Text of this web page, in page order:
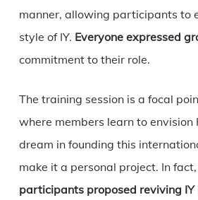
manner, allowing participants to
style of IY. Everyone expressed
commitment to their role.
The training session is a focal
where members learn to envision
dream in founding this
make it a personal project. In fact,
participants proposed reviving